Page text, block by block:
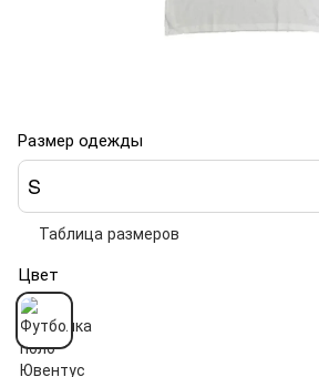
Размер одежды
S
Таблица размеров
Цвет